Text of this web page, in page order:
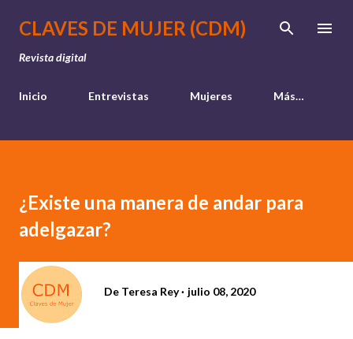
Ir al contenido principal
CLAVES DE MUJER (CDM)
Revista digital
Inicio Entrevistas Mujeres Más…
¿Existe una manera de andar para
adelgazar?
De Teresa Rey julio 08, 2020